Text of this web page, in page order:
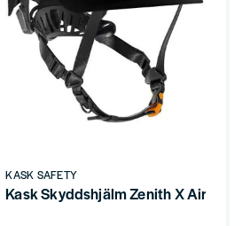
KASK SAFETY
Kask Skyddshjälm Zenith X Air Svart